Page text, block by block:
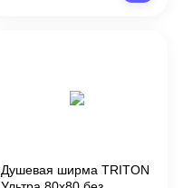
Душевая ширма TRITON